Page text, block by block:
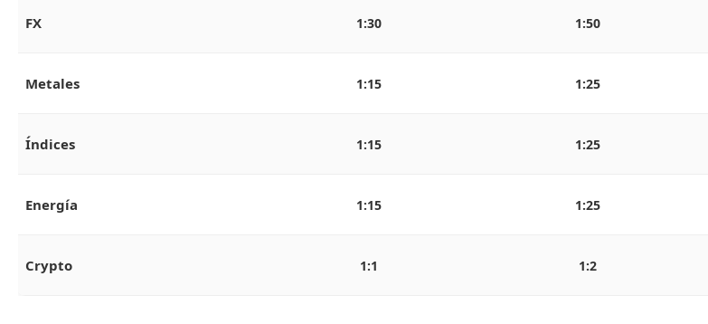
FX 1:30 1:50
Metales 1:15 1:25
Índices 1:15 1:25
Energía 1:15 1:25
Crypto 1:1 1:2